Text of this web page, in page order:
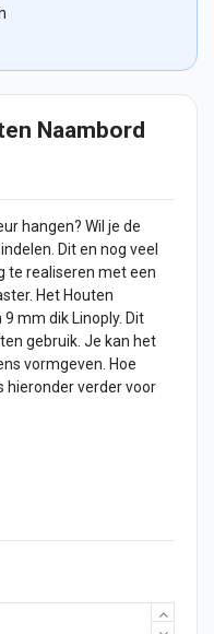
Naambord
hangen? Wil je de
Dit en nog veel
te realiseren met een
Het Houten
mm dik Linoply. Dit
gebruik. Je kan het
vormgeven. Hoe
hieronder verder voor